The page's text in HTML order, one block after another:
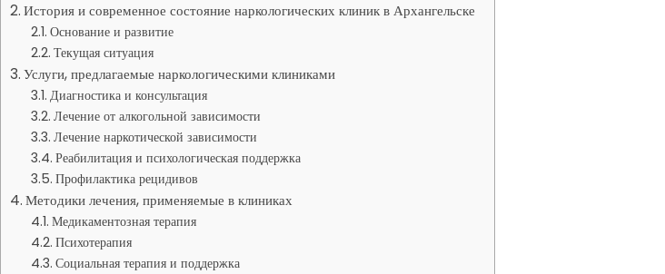
История и современное состояние наркологических клиник в Архангельске
Основание и развитие
Текущая ситуация
Услуги, предлагаемые наркологическими клиниками
Диагностика и консультация
Лечение от алкогольной зависимости
Лечение наркотической зависимости
Реабилитация и психологическая поддержка
Профилактика рецидивов
Методики лечения, применяемые в клиниках
Медикаментозная терапия
Психотерапия
Социальная терапия и поддержка